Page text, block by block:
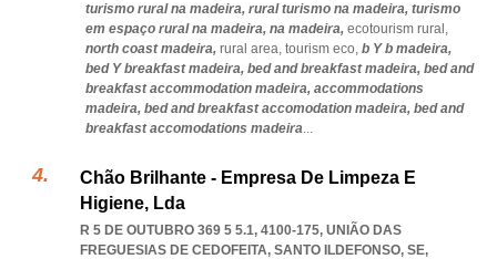
turismo rural na madeira, rural turismo na madeira, turismo
em espaço rural na madeira, na madeira, ecotourism rural,
north coast madeira, rural area, tourism eco, b Y b madeira,
bed Y breakfast madeira, bed and breakfast madeira, bed and
breakfast accommodation madeira, accommodations
madeira, bed and breakfast accomodation madeira, bed and
breakfast accomodations madeira...
Chão Brilhante - Empresa De Limpeza E
Higiene, Lda
R 5 DE OUTUBRO 369 5 5.1, 4100-175, UNIÃO DAS
FREGUESIAS DE CEDOFEITA, SANTO ILDEFONSO, SE,